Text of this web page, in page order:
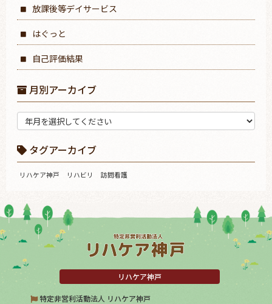
放課後等デイサービス
はぐっと
自己評価結果
月別アーカイブ
タグアーカイブ
リハケア神戸 リハビリ 訪問看護
リハケア神戸
特定非営利活動法人 リハケア神戸